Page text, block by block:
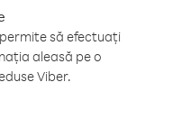
să efectuați
aleasă pe o
Viber.